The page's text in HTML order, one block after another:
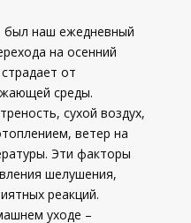
наш ежедневный
на осенний
от
среды.
сухой воздух,
ветер на
Эти факторы
шелушения,
реакций.
уходе –